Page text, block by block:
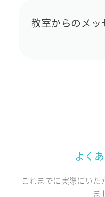
教室からのメッ
よく
これまでに実際にいた
ま